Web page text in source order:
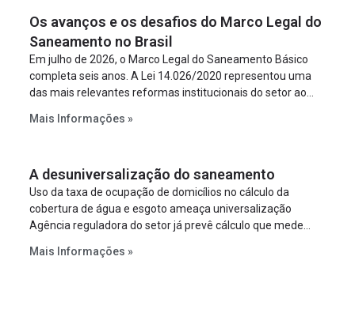
Os avanços e os desafios do Marco Legal do
Saneamento no Brasil
Em julho de 2026, o Marco Legal do Saneamento Básico
completa seis anos. A Lei 14.026/2020 representou uma
das mais relevantes reformas institucionais do setor ao
serviços, ampliar a participação da iniciativa privada,
à segurança jurídica dos contratos.
Mais Informações »
A desuniversalização do saneamento
Uso da taxa de ocupação de domicílios no cálculo da
cobertura de água e esgoto ameaça universalização
Agência reguladora do setor já prevê cálculo que mede
Mais Informações »